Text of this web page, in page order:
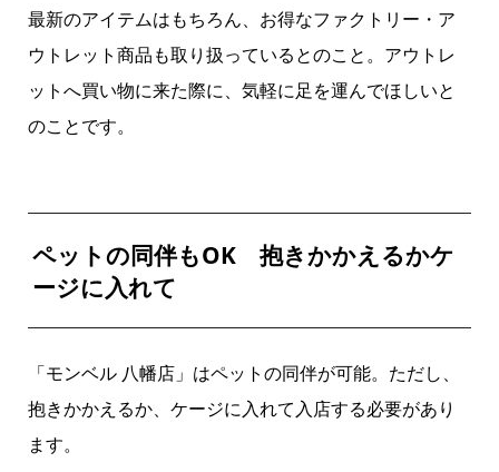
最新のアイテムはもちろん、お得なファクトリー・ア
ウトレット商品も取り扱っているとのこと。アウトレ
ットへ買い物に来た際に、気軽に足を運んでほしいと
のことです。
ペットの同伴もOK 抱きかかえるかケ
ージに入れて
「モンベル 八幡店」はペットの同伴が可能。ただし、
抱きかかえるか、ケージに入れて入店する必要があり
ます。